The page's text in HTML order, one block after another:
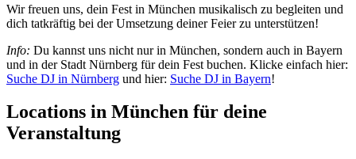
Wir freuen uns, dein Fest in München musikalisch zu begleiten und
dich tatkräftig bei der Umsetzung deiner Feier zu unterstützen!
Info: Du kannst uns nicht nur in München, sondern auch in Bayern
und in der Stadt Nürnberg für dein Fest buchen. Klicke einfach hier:
Suche DJ in Nürnberg und hier: Suche DJ in Bayern!
Locations in München für deine
Veranstaltung